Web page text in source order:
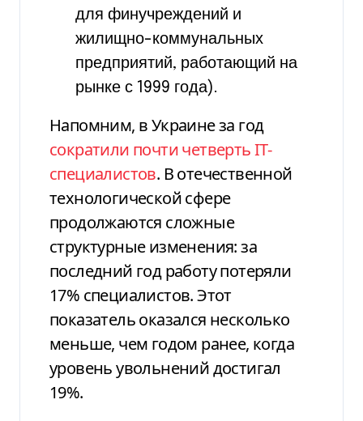
для финучреждений и
жилищно-коммунальных
предприятий, работающий на
рынке с 1999 года).
Напомним, в Украине за год
сократили почти четверть IT-
специалистов. В отечественной
технологической сфере
продолжаются сложные
структурные изменения: за
последний год работу потеряли
17% специалистов. Этот
показатель оказался несколько
меньше, чем годом ранее, когда
уровень увольнений достигал
19%.